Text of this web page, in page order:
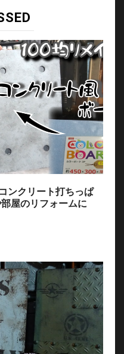
ンクリート打ちっぱ
屋のリフォームに